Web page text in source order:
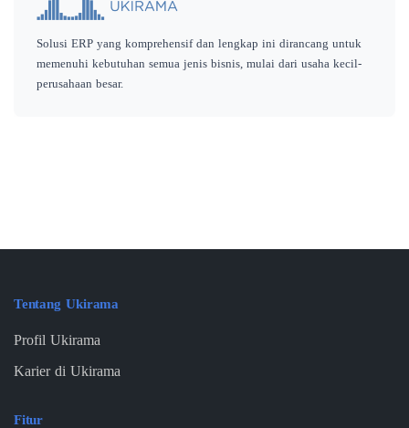
Solusi ERP yang komprehensif dan lengkap ini dirancang untuk
memenuhi kebutuhan semua jenis bisnis, mulai dari usaha kecil-
perusahaan besar.
Tentang Ukirama
Profil Ukirama
Karier di Ukirama
Fitur